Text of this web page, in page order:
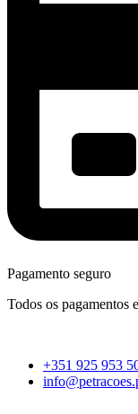
Pagamento seguro
Todos os pagamentos
+351 925 953